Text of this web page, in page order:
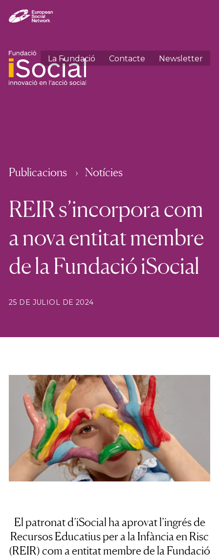
La Fundació Contacte Newsletter
Publicacions Notícies
REIR s’incorpora com
a nova entitat membre
de la Fundació iSocial
25 DE JULIOL DE 2024
El patronat d’iSocial ha aprovat l’ingrés de
Recursos Educatius per a la Infància en Risc
(REIR) com a entitat membre de la Fundació